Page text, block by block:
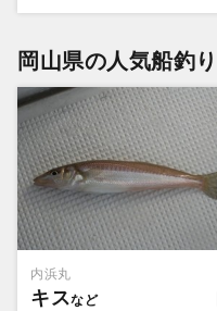
岡山県の人気船釣
内浜丸
キス